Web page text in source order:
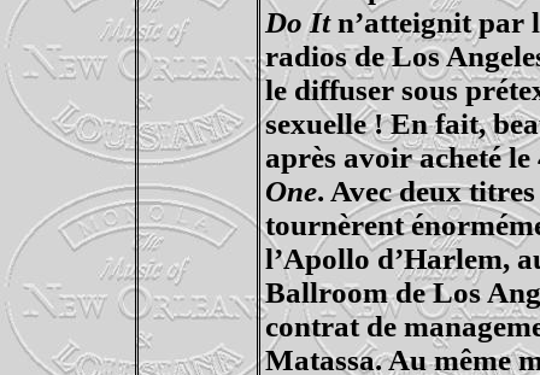
Do Itn’atteignit par
radios de Los
le diffuser sous
sexuelle ! En fait,
après avoir acheté
One. Avec deux
tournèrent
l’Apollo d’Harlem,
Ballroomde Los
contrat de
Matassa. Au même